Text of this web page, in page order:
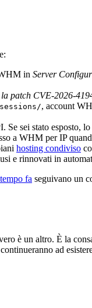
in Server
patch CVE-2026-
, account
sei stato esposto,
a WHM per IP
hosting condiviso
e rinnovati in
fa seguivano un
è un altro. È la
ad